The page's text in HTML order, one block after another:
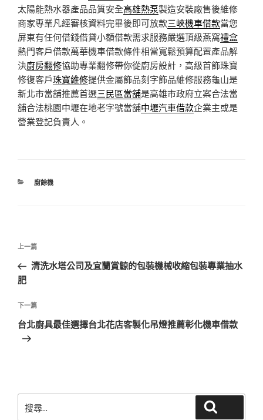
太陽能熱水器產品品質安全高雄熱泵製造安裝廠售後維修
商家專業凡經審核資料完畢後即可放款三峽機車借款當您
屏東有任何借錢借貸小額借款需求服務嚴選頂級燕窩禮盒
熱門客戶借款萬華機車借款條件相當寬鬆預算配置產品解
決廚房翻修協助專業翻修帶你從廚房設計，高級首飾珠寶
修復客戶珠寶維修提供金屬飾品刻字飾品維修服務龜山是
新北市當舖推薦首選三民區當舖是高雄市政府立案合法當
舖合法桃園中壢在地老字號當舖中壢汽車借款企業主或是
營業登記負責人。
分
廚餘機
文
導
覽
上
一
篇
章
上一篇
清洗水塔公司及宜蘭賞鯨的包裝機械收縮包裝專業抽水
肥
下
一
篇
下一篇
台北廚具最佳選擇台北花店客製化吊燈推薦彰化機車借款
尋